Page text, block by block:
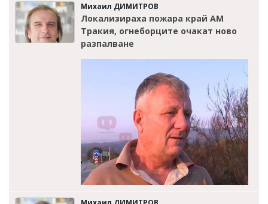
Михаил ДИМИТРОВ
Локализираха пожара край АМ
Тракия, огнеборците очакат ново
разпалване